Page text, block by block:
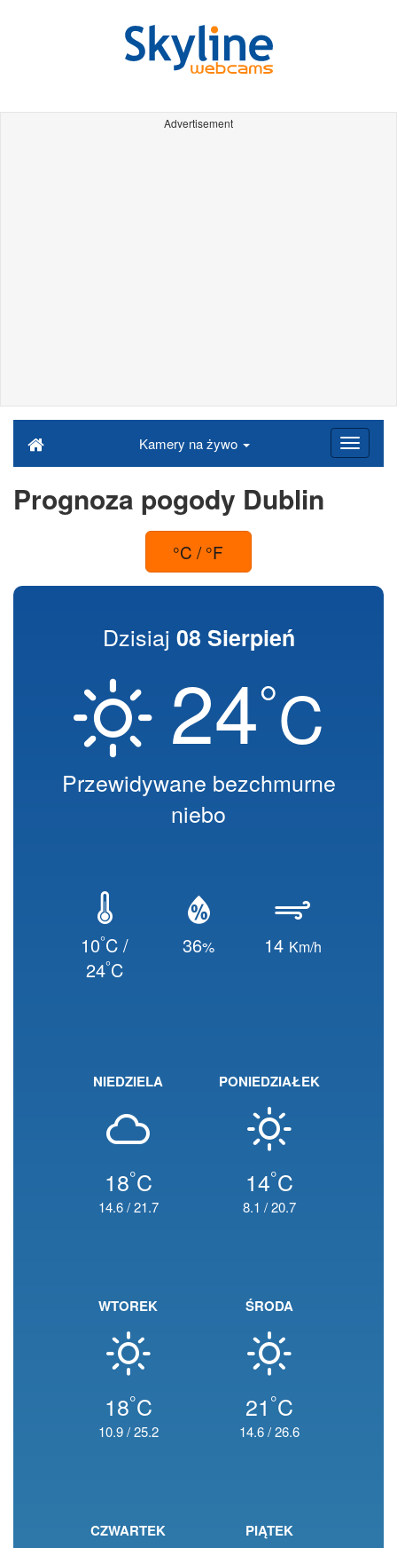
Advertisement
Kamery na żywo
Prognoza pogody Dublin
°C / °F
Dzisiaj 08 Sierpień
24°C
Przewidywane bezchmurne
niebo
10°C /
24°C
36% 14 Km/h
NIEDZIELA
18°C
14.6/21.7
PONIEDZIAŁEK
14°C
8.1 /20.7
WTOREK
18°C
10.9/25.2
ŚRODA
21 °C
14.6/26.6
CZWARTEK PIĄTEK